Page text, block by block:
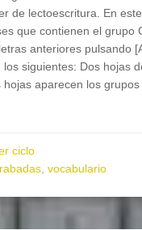
de lectoescritura. En
que contienen el grupo
anteriores pulsando
los siguientes: Dos hojas
hojas aparecen los
ciclo
vocabulario